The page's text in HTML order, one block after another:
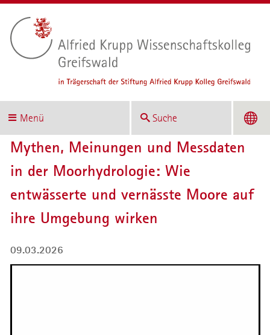
Menü Suche
Mythen, Meinungen und Messdaten
in der Moorhydrologie: Wie
entwässerte und vernässte Moore auf
ihre Umgebung wirken
09.03.2026